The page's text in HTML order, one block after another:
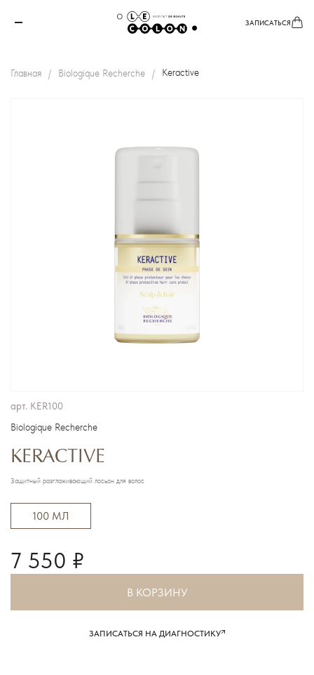
ЗАПИСАТЬСЯ
Главная Biologique Recherche Keractive
арт. KER100
Biologique Recherche
KERACTIVE
100 МЛ
7 550 ₽
В КОРЗИНУ
ЗАПИСАТЬСЯ НА ДИАГНОСТИКУ
Защитный разглаживающий лосьон для волос